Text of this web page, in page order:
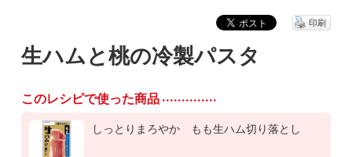
生ハムと桃の冷製パスタ
印刷
このレシピで使った商品
しっとりまろやか もも生ハム切り落とし